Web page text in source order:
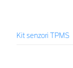
Kit senzori TPMS